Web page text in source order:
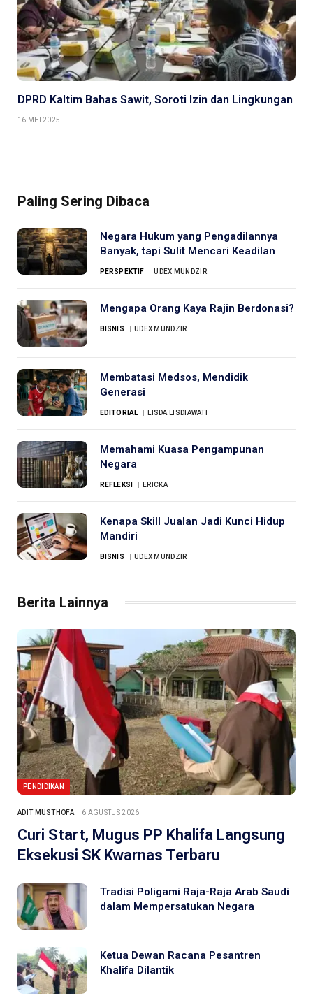
DPRD Kaltim Bahas Sawit, Soroti Izin dan Lingkungan
16 MEI 2025
Paling Sering Dibaca
Negara Hukum yang Pengadilannya
Banyak, tapi Sulit Mencari Keadilan
PERSPEKTIF UDEX MUNDZIR
Mengapa Orang Kaya Rajin Berdonasi?
BISNIS UDEX MUNDZIR
Membatasi Medsos, Mendidik
Generasi
EDITORIAL LISDA LISDIAWATI
Memahami Kuasa Pengampunan
Negara
REFLEKSI ERICKA
Kenapa Skill Jualan Jadi Kunci Hidup
Mandiri
BISNIS UDEX MUNDZIR
Berita Lainnya
PENDIDIKAN
ADIT MUSTHOFA 6 AGUSTUS 2026
Curi Start, Mugus PP Khalifa Langsung
Eksekusi SK Kwarnas Terbaru
Tradisi Poligami Raja-Raja Arab Saudi
dalam Mempersatukan Negara
Ketua Dewan Racana Pesantren
Khalifa Dilantik